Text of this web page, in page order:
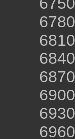
6750
6780
6810
6840
6870
6900
6930
6960